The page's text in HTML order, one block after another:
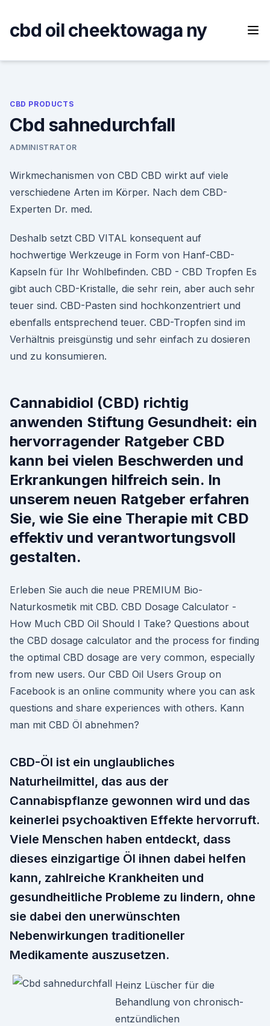
content
cbd oil cheektowaga ny
CBD PRODUCTS
Cbd sahnedurchfall
ADMINISTRATOR
Wirkmechanismen von CBD CBD wirkt auf viele
verschiedene Arten im Körper. Nach dem CBD-
Experten Dr. med.
Deshalb setzt CBD VITAL konsequent auf
hochwertige Werkzeuge in Form von Hanf-CBD-
Kapseln für Ihr Wohlbefinden. CBD - CBD Tropfen Es
gibt auch CBD-Kristalle, die sehr rein, aber auch sehr
teuer sind. CBD-Pasten sind hochkonzentriert und
ebenfalls entsprechend teuer. CBD-Tropfen sind im
Verhältnis preisgünstig und sehr einfach zu dosieren
und zu konsumieren.
Cannabidiol (CBD) richtig
anwenden Stiftung Gesundheit: ein
hervorragender Ratgeber CBD
kann bei vielen Beschwerden und
Erkrankungen hilfreich sein. In
unserem neuen Ratgeber erfahren
Sie, wie Sie eine Therapie mit CBD
effektiv und verantwortungsvoll
gestalten.
Erleben Sie auch die neue PREMIUM Bio-
Naturkosmetik mit CBD. CBD Dosage Calculator -
How Much CBD Oil Should I Take? Questions about
the CBD dosage calculator and the process for finding
the optimal CBD dosage are very common, especially
from new users. Our CBD Oil Users Group on
Facebook is an online community where you can ask
questions and share experiences with others. Kann
man mit CBD Öl abnehmen?
CBD-Öl ist ein unglaubliches
Naturheilmittel, das aus der
Cannabispflanze gewonnen wird und das
keinerlei psychoaktiven Effekte hervorruft.
Viele Menschen haben entdeckt, dass
dieses einzigartige Öl ihnen dabei helfen
kann, zahlreiche Krankheiten und
gesundheitliche Probleme zu lindern, ohne
sie dabei den unerwünschten
Nebenwirkungen traditioneller
Medikamente auszusetzen.
Heinz Lüscher für die
Behandlung von chronisch-
entzündlichen